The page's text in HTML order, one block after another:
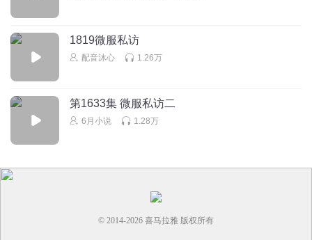
1819微服私访
配音沐心 1.26万
第1633集 微服私访二
6月小说 1.28万
© 2014-2026 喜马拉雅 版权所有